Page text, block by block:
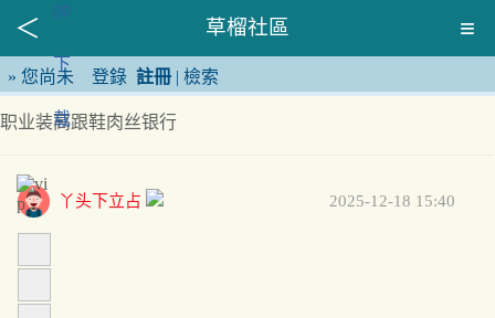
草榴社區
» 您尚未 登錄 註冊 | 檢索
职业装高跟鞋肉丝银行
丫头下立占 2025-12-18 15:40